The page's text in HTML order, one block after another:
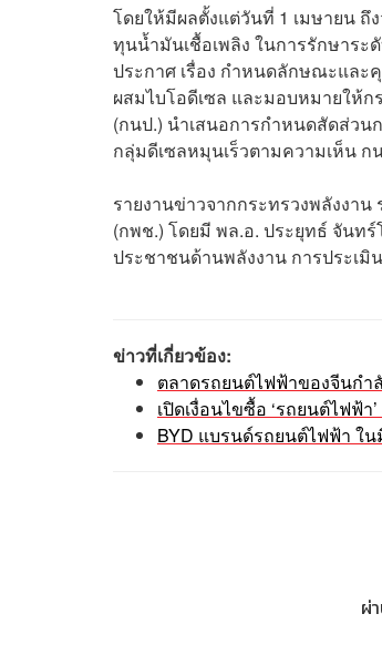
โดยให้มีผลตั้งแต่วันที่ 1 เมษายน
ทุนน้ำมันเชื้อเพลิง ในการรักษาร
ประกาศ เรื่อง กำหนดลักษณะแล
ผสมไบโอดีเซล และมอบหมายให้
(กนป.) นำเสนอการกำหนดสัดส่วน
กลุ่มดีเซลหมุนเร็วตามความเห็น ก
รายงานข่าวจากกระทรวงพลังงา
(กพช.) โดยมี พล.อ. ประยุทธ์ จันท
ประชาชนด้านพลังงาน การประเ
ข่าวที่เกี่ยวข้อง:
ตลาดรถยนต์ไฟฟ้าของจีนกำ
เปิดเงื่อนไขซื้อ ‘รถยนต์ไฟฟ้
BYD แบรนด์รถยนต์ไฟฟ้า ใ
ผ่